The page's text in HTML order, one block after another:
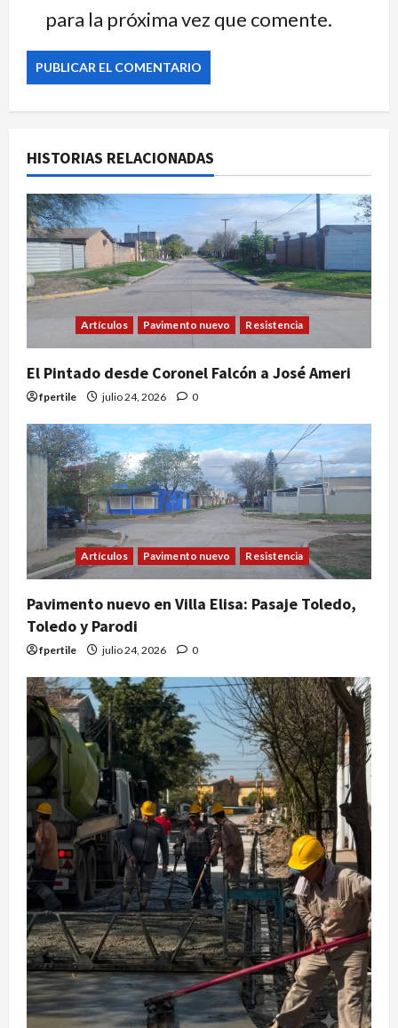
para la próxima vez que comente.
HISTORIAS RELACIONADAS
Artículos Pavimento nuevo Resistencia
El Pintado desde Coronel Falcón a José Ameri
fpertile julio 24, 2026 0
Artículos Pavimento nuevo Resistencia
Pavimento nuevo en Villa Elisa: Pasaje Toledo,
Toledo y Parodi
fpertile julio 24, 2026 0